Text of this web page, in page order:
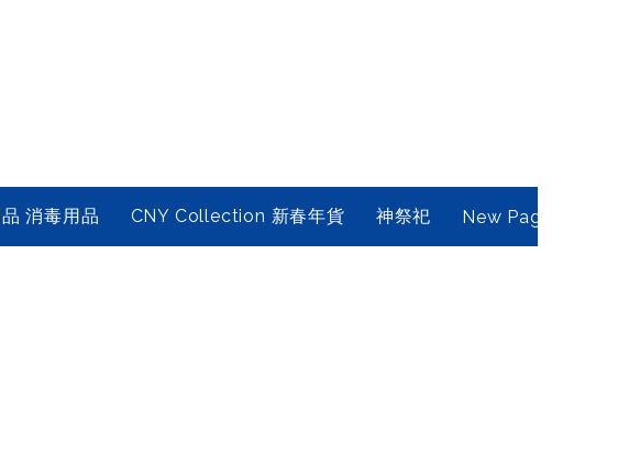
消毒用品 CNY Collection 新春年貨 神祭祀 New Page